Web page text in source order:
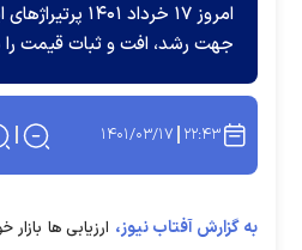
امروز ۱۷ خرداد
جهت رشد، افت و ثبات قیمت را
۲۲:۴۳ ۱۴۰۱/۰۳/۱۷
به گزارش آفتاب نیوز، ارزیابی ها